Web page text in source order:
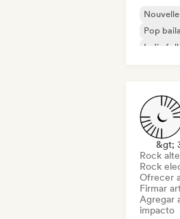
Pop
Indie folk
&gt;
Rock
Rock
Ofrecer
Firmar
Agregar
impacto